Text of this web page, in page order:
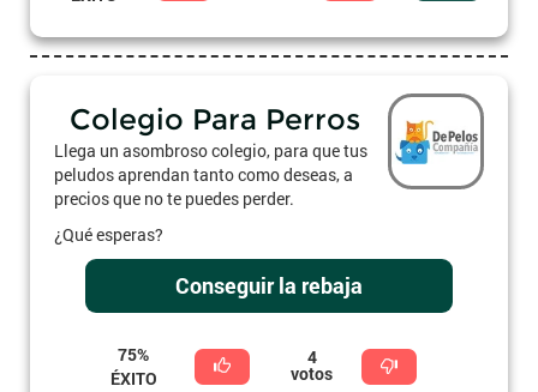
Colegio Para Perros
Llega un asombroso colegio, para que tus
peludos aprendan tanto como deseas, a
precios que no te puedes perder.
¿Qué esperas?
Conseguir la rebaja
75%
ÉXITO
4
votos